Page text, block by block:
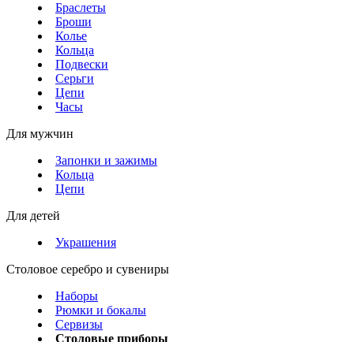
Браслеты
Броши
Колье
Кольца
Подвески
Серьги
Цепи
Часы
Для мужчин
Запонки и зажимы
Кольца
Цепи
Для детей
Украшения
Столовое серебро и сувениры
Наборы
Рюмки и бокалы
Сервизы
Столовые приборы